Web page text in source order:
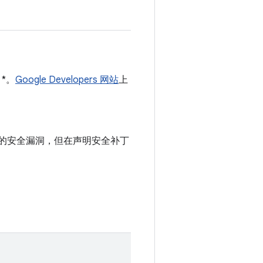
Google Developers 网站上
安全漏洞，但在声明安全补丁